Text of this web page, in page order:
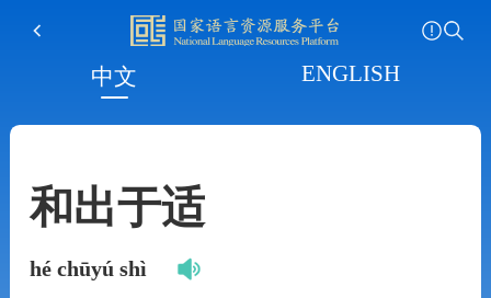
中文 ENGLISH
和出于适
hé chūyú shì